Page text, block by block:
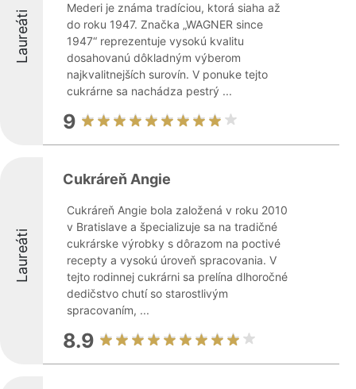
Laureáti
Mederi je známa tradíciou, ktorá siaha až
do roku 1947. Značka „WAGNER since
1947“ reprezentuje vysokú kvalitu
dosahovanú dôkladným výberom
najkvalitnejších surovín. V ponuke tejto
cukrárne sa nachádza pestrý ...
9
Laureáti
Cukráreň Angie
Cukráreň Angie bola založená v roku 2010
v Bratislave a špecializuje sa na tradičné
cukrárske výrobky s dôrazom na poctivé
recepty a vysokú úroveň spracovania. V
tejto rodinnej cukrárni sa prelína dlhoročné
dedičstvo chutí so starostlivým
spracovaním, ...
8.9